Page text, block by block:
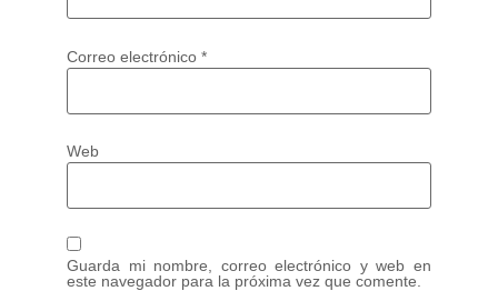
Correo electrónico *
Web
Guarda mi nombre, correo electrónico y web en
este navegador para la próxima vez que comente.